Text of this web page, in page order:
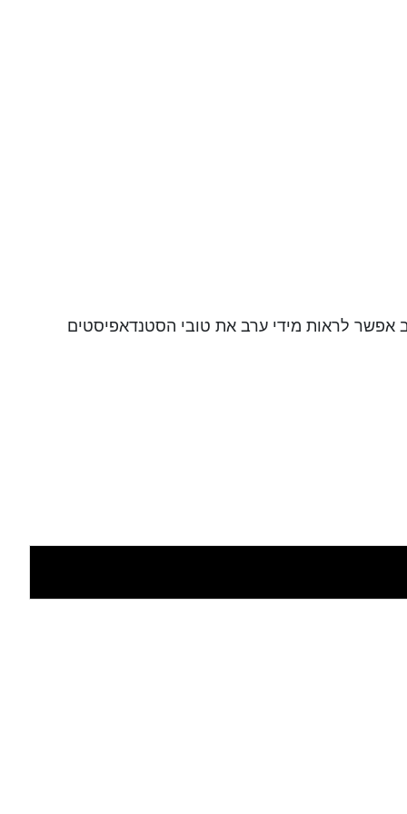
לראות מידי ערב את טובי הסטנדאפיסטים